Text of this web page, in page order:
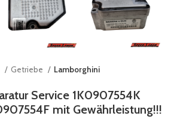
Getriebe Lamborghini
Service 1K0907554K
mit Gewährleistung!!!